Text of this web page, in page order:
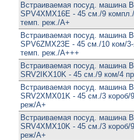
Встраиваемая посуд. машина
SPV4XMX16E - 45 см./9
темп. реж./А+
Встраиваемая посуд. машина
SPV6ZMX23E - 45 см./10 ком/
темп. реж./А+++
Встраиваемая посуд. машина
SRV2IKX10K - 45 см./9 ком/4
Встраиваемая посуд. машина
SRV2XMX01K - 45 см./3 короб/
реж/А+
Встраиваемая посуд. машина
SRV4XMX10K - 45 см./3 короб/
реж/А+